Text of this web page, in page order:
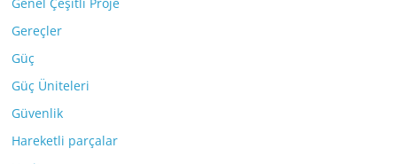
Gereçler
Güç
Güç Üniteleri
Güvenlik
Hareketli parçalar